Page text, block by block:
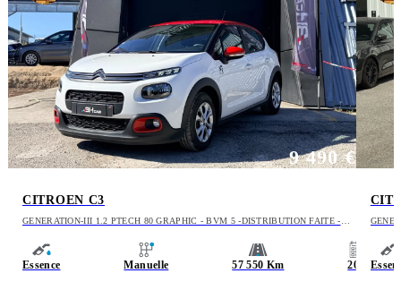
CITROEN C3
GENERATION-III 1.2 PTECH 80 GRAPHIC - BVM 5 -DISTRIBUTION FAITE -
Essence Manuelle 57 550 Km 2019
9 490 €